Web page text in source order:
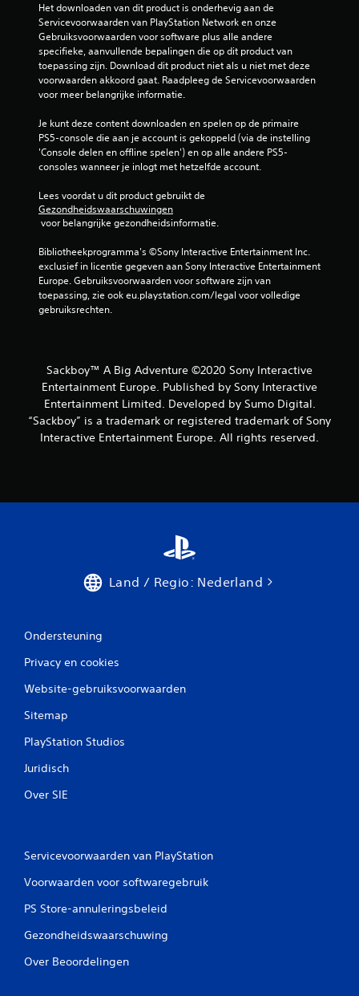
Het downloaden van dit product is onderhevig aan de
Servicevoorwaarden van PlayStation Network en onze
Gebruiksvoorwaarden voor software plus alle andere
specifieke, aanvullende bepalingen die op dit product van
toepassing zijn. Download dit product niet als u niet met deze
voorwaarden akkoord gaat. Raadpleeg de Servicevoorwaarden
voor meer belangrijke informatie.
Je kunt deze content downloaden en spelen op de primaire
PS5-console die aan je account is gekoppeld (via de instelling
'Console delen en offline spelen') en op alle andere PS5-
consoles wanneer je inlogt met hetzelfde account.
Lees voordat u dit product gebruikt de
Gezondheidswaarschuwingen
voor belangrijke gezondheidsinformatie.
Bibliotheekprogramma's ©Sony Interactive Entertainment Inc.
exclusief in licentie gegeven aan Sony Interactive Entertainment
Europe. Gebruiksvoorwaarden voor software zijn van
toepassing, zie ook eu.playstation.com/legal voor volledige
gebruiksrechten.
Sackboy™ A Big Adventure ©2020 Sony Interactive
Entertainment Europe. Published by Sony Interactive
Entertainment Limited. Developed by Sumo Digital.
“Sackboy” is a trademark or registered trademark of Sony
Interactive Entertainment Europe. All rights reserved.
Land / Regio: Nederland
Ondersteuning
Privacy en cookies
Website-gebruiksvoorwaarden
Sitemap
PlayStation Studios
Juridisch
Over SIE
Servicevoorwaarden van PlayStation
Voorwaarden voor softwaregebruik
PS Store-annuleringsbeleid
Gezondheidswaarschuwing
Over Beoordelingen